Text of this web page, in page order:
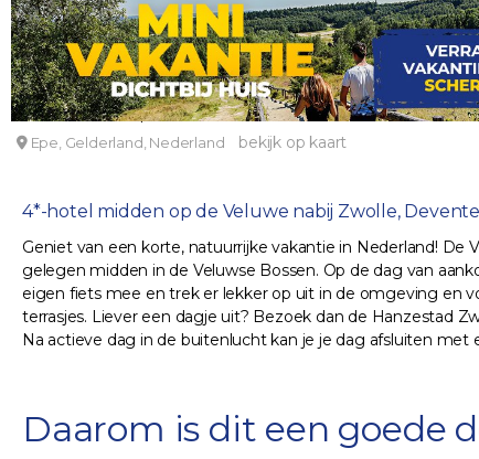
FLETCHER SPECIALS DAGEN
4-daagse minivakantie op De Veluwe nabij
Fletcher Hotel Epe-Zwolle
Epe, Gelderland, Nederland bekijk op kaart
4*-hotel midden op de Veluwe nabij Zwolle,
Geniet van een korte, natuurrijke vakantie in Nederland!
gelegen midden in de Veluwse Bossen. Op de dag van
eigen fiets mee en trek er lekker op uit in de omgeving en
terrasjes. Liever een dagje uit? Bezoek dan de Hanzestad
Na actieve dag in de buitenlucht kan je je dag afsluiten
Daarom is dit een goede